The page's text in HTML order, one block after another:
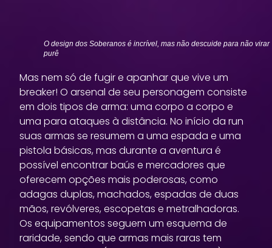
O design dos Soberanos é incrível, mas não descuide para não virar
purê
Mas nem só de fugir e apanhar que vive um
breaker! O arsenal de seu personagem consiste
em dois tipos de arma: uma corpo a corpo e
uma para ataques à distância. No início da run
suas armas se resumem a uma espada e uma
pistola básicas, mas durante a aventura é
possível encontrar baús e mercadores que
oferecem opções mais poderosas, como
adagas duplas, machados, espadas de duas
mãos, revólveres, escopetas e metralhadoras.
Os equipamentos seguem um esquema de
raridade, sendo que armas mais raras tem